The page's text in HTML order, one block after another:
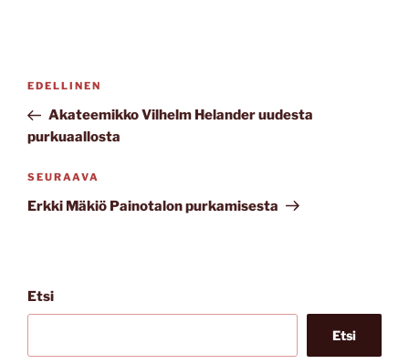
Artikkelien
Edellinen
artikkeli
EDELLINEN
Akateemikko Vilhelm Helander uudesta
purkuaallosta
Seuraava
artikkeli
SEURAAVA
Erkki Mäkiö Painotalon purkamisesta
Etsi
Etsi